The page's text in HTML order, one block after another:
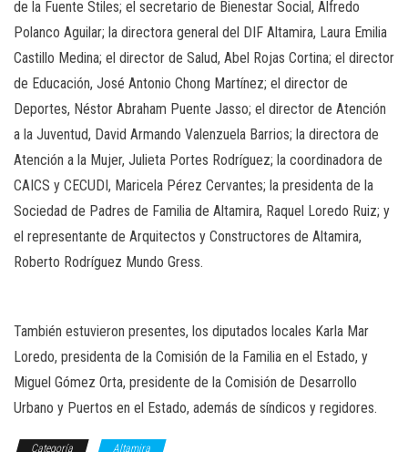
de la Fuente Stiles; el secretario de Bienestar Social, Alfredo
Polanco Aguilar; la directora general del DIF Altamira, Laura Emilia
Castillo Medina; el director de Salud, Abel Rojas Cortina; el director
de Educación, José Antonio Chong Martínez; el director de
Deportes, Néstor Abraham Puente Jasso; el director de Atención
a la Juventud, David Armando Valenzuela Barrios; la directora de
Atención a la Mujer, Julieta Portes Rodríguez; la coordinadora de
CAICS y CECUDI, Maricela Pérez Cervantes; la presidenta de la
Sociedad de Padres de Familia de Altamira, Raquel Loredo Ruiz; y
el representante de Arquitectos y Constructores de Altamira,
Roberto Rodríguez Mundo Gress.
También estuvieron presentes, los diputados locales Karla Mar
Loredo, presidenta de la Comisión de la Familia en el Estado, y
Miguel Gómez Orta, presidente de la Comisión de Desarrollo
Urbano y Puertos en el Estado, además de síndicos y regidores.
Categoría Altamira